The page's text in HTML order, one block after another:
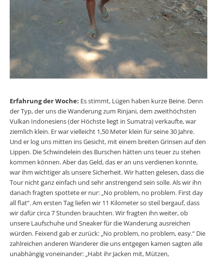
Erfahrung der Woche: Es stimmt, Lügen haben kurze Beine. Denn
der Typ, der uns die Wanderung zum Rinjani, dem zweithöchsten
Vulkan Indonesiens (der Höchste liegt in Sumatra) verkaufte, war
ziemlich klein. Er war vielleicht 1,50 Meter klein für seine 30 Jahre.
Und er log uns mitten ins Gesicht, mit einem breiten Grinsen auf den
Lippen. Die Schwindelein des Burschen hätten uns teuer zu stehen
kommen können. Aber das Geld, das er an uns verdienen konnte,
war ihm wichtiger als unsere Sicherheit. Wir hatten gelesen, dass die
Tour nicht ganz einfach und sehr anstrengend sein solle. Als wir ihn
danach fragten spottete er nur: „No problem, no problem. First day
all flat“. Am ersten Tag liefen wir 11 Kilometer so steil bergauf, dass
wir dafür circa 7 Stunden brauchten. Wir fragten ihn weiter, ob
unsere Laufschuhe und Sneaker für die Wanderung ausreichen
würden. Feixend gab er zurück: „No problem, no problem, easy.“ Die
zahlreichen anderen Wanderer die uns entgegen kamen sagten alle
unabhängig voneinander: „Habt ihr Jacken mit, Mützen,